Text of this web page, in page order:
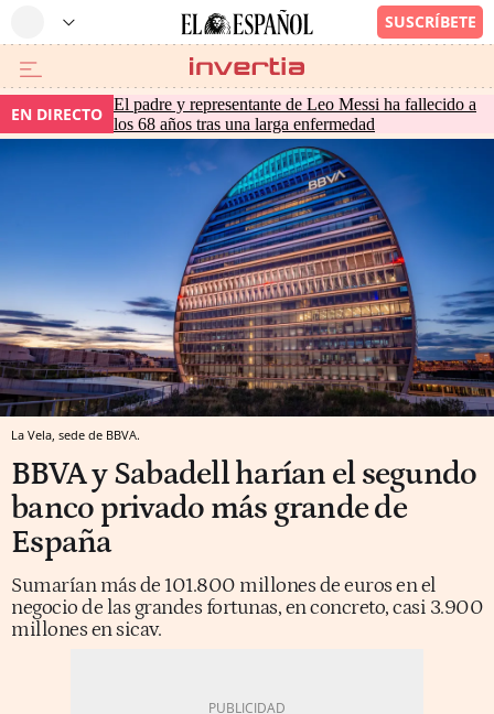
EN DIRECTO El padre y representante de Leo Messi ha fallecido a
los 68 años tras una larga enfermedad
La Vela, sede de BBVA.
BBVA y Sabadell harían el segundo
banco privado más grande de
España
Sumarían más de 101.800 millones de euros en el
negocio de las grandes fortunas, en concreto, casi 3.900
millones en sicav.